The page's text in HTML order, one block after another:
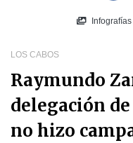
Infografías
LOS CABOS
Raymundo
delegación de
no hizo